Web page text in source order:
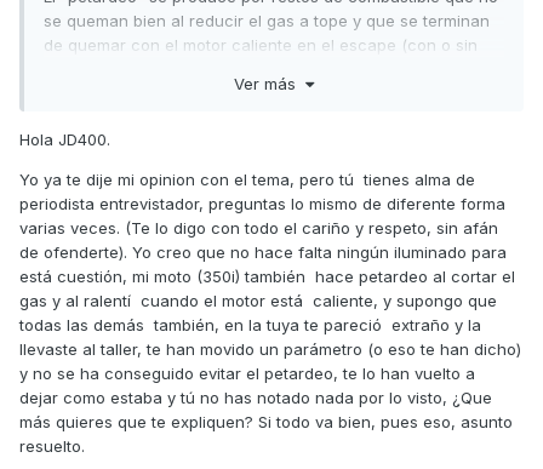
se queman bien al reducir el gas a tope y que se terminan
de quemar con el motor caliente en el escape (con o sin
motores potenciados con doble válvula de apertura
regulación automática como en los coches). La doble
escape, pero al no tener regulación, el avance de apertura
está calculado para mejorar su rendimiento a partir de
cierto nº de vueltas y para eso hay que sacrificar la
estanqueidad total a bajas revoluciones.
En la mayoría de los coches actuales la doble válvula actúa
solo al subir de revoluciones, quedando la válvula sencilla
para bajas revoluciones, en nuestras motos no.
Ese "petardeo" siempre ha gustado a los moteros porque
es un alarde de potencia, y se considera una virtud, no un
defecto, ya que en pequeñas cilindradas no se aprecia.
Ver más
Hola JD400.
Yo ya te dije mi opinion con el tema, pero tú tienes alma de
periodista entrevistador, preguntas lo mismo de diferente forma
varias veces. (Te lo digo con todo el cariño y respeto, sin afán
de ofenderte). Yo creo que no hace falta ningún iluminado para
está cuestión, mi moto (350i) también hace petardeo al cortar el
gas y al ralentí cuando el motor está caliente, y supongo que
todas las demás también, en la tuya te pareció extraño y la
llevaste al taller, te han movido un parámetro (o eso te han dicho)
y no se ha conseguido evitar el petardeo, te lo han vuelto a
dejar como estaba y tú no has notado nada por lo visto, ¿Que
más quieres que te expliquen? Si todo va bien, pues eso, asunto
resuelto.